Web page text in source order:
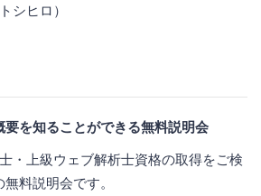
シヒロ）
要を知ることができる無料説明会
・上級ウェブ解析士資格の取得をご検
料説明会です。